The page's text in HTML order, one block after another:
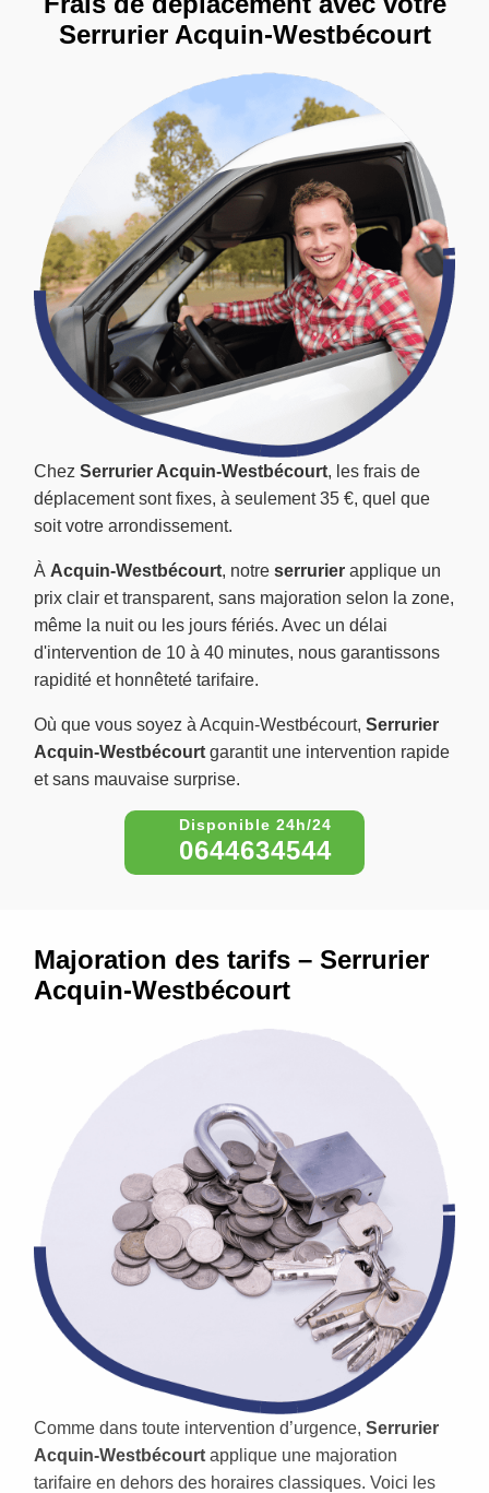
Chez Serrurier Acquin-Westbécourt, les frais de
déplacement sont fixes, à seulement 35 €, quel que
soit votre arrondissement.
À Acquin-Westbécourt, notre serrurier applique un
prix clair et transparent, sans majoration selon la zone,
même la nuit ou les jours fériés. Avec un délai
d'intervention de 10 à 40 minutes, nous garantissons
rapidité et honnêteté tarifaire.
Où que vous soyez à Acquin-Westbécourt, Serrurier
Acquin-Westbécourt garantit une intervention rapide
et sans mauvaise surprise.
0644634544
Serrurier Acquin-Westbécourt
Majoration des tarifs – Serrurier
Acquin-Westbécourt
Comme dans toute intervention d’urgence, Serrurier
Acquin-Westbécourt applique une majoration
tarifaire en dehors des horaires classiques. Voici les